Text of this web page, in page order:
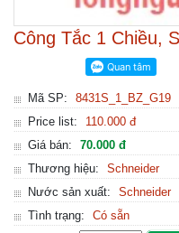
Công Tắc 1 Chiều,
Mã SP:
8431S_1_BZ_G19
Price list:
110.000 đ
Giá bán:
70.000 đ
Thương hiệu:
Schneider
Nước sản xuất:
Schneider
Tình trạng:
Có sẵn